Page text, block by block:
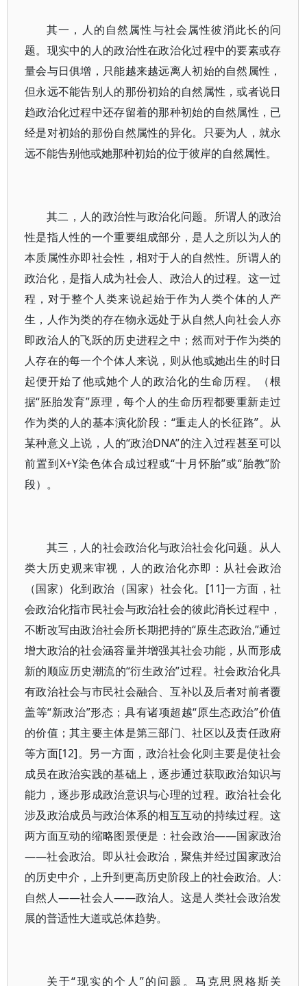
其一，人的自然属性与社会属性彼消此长的问
题。现实中的人的政治性在政治化过程中的要素或存
量会与日俱增，只能越来越远离人初始的自然属性，
但永远不能告别人的那份初始的自然属性，或者说日
趋政治化过程中还存留着的那种初始的自然属性，已
经是对初始的那份自然属性的异化。只要为人，就永
远不能告别他或她那种初始的位于彼岸的自然属性。
其二，人的政治性与政治化问题。所谓人的政治
性是指人性的一个重要组成部分，是人之所以为人的
本质属性亦即社会性，相对于人的自然性。所谓人的
政治化，是指人成为社会人、政治人的过程。这一过
程，对于整个人类来说起始于作为人类个体的人产
生，人作为类的存在物永远处于从自然人向社会人亦
即政治人的飞跃的历史进程之中；然而对于作为类的
人存在的每一个个体人来说，则从他或她出生的时日
起便开始了他或她个人的政治化的生命历程。（根
据“胚胎发育”原理，每个人的生命历程都要重新走过
作为类的人的基本演化阶段：“重走人的长征路”。从
某种意义上说，人的“政治DNA”的注入过程甚至可以
前置到X+Y染色体合成过程或“十月怀胎”或“胎教”阶
段）。
其三，人的社会政治化与政治社会化问题。从人
类大历史观来审视，人的政治化亦即：从社会政治
（国家）化到政治（国家）社会化。[11]一方面，社
会政治化指市民社会与政治社会的彼此消长过程中，
不断改写由政治社会所长期把持的“原生态政治,”通过
增大政治的社会涵容量并增强其社会功能，从而形成
新的顺应历史潮流的“衍生政治”过程。社会政治化具
有政治社会与市民社会融合、互补以及后者对前者覆
盖等“新政治”形态；具有诸项超越“原生态政治”价值
的价值；其主要主体是第三部门、社区以及责任政府
等方面[12]。另一方面，政治社会化则主要是使社会
成员在政治实践的基础上，逐步通过获取政治知识与
能力，逐步形成政治意识与心理的过程。政治社会化
涉及政治成员与政治体系的相互互动的持续过程。这
两方面互动的缩略图景便是：社会政治——国家政治
——社会政治。即从社会政治，聚焦并经过国家政治
的历史中介，上升到更高历史阶段上的社会政治。人:
自然人——社会人——政治人。这是人类社会政治发
展的普适性大道或总体趋势。
关于“现实的个人”的问题。马克思恩格斯关